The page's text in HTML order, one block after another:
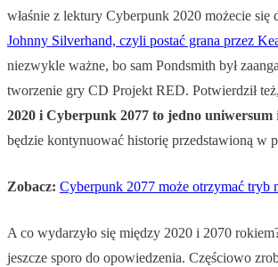
właśnie z lektury Cyberpunk 2020 możecie się
Johnny Silverhand, czyli postać grana przez
niezwykle ważne, bo sam Pondsmith był
tworzenie gry CD Projekt RED. Potwierdził
2020 i Cyberpunk 2077 to jedno uniwersum
będzie kontynuować historię przedstawioną w
Zobacz: Cyberpunk 2077 może otrzymać tryb
A co wydarzyło się między 2020 i 2070
jeszcze sporo do opowiedzenia. Częściowo